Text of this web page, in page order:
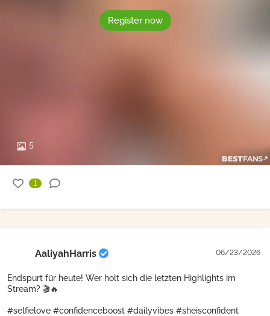
5
Register now
1
AaliyahHarris 06/23/2026
Endspurt für heute! Wer holt sich die letzten Highlights im
Stream? 🎬🔥
#selfielove #confidenceboost #dailyvibes #sheisconfident